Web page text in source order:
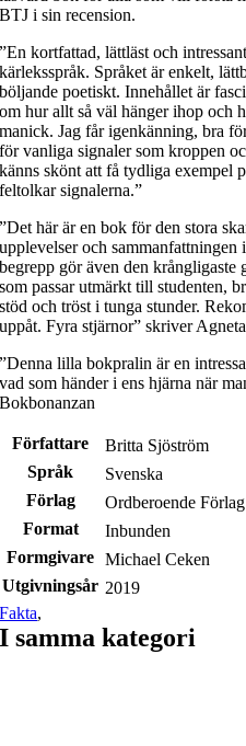
BTJ i sin recension.
”En kortfattad, lättläst och
kärleksspråk. Språket är enkelt,
böljande poetiskt. Innehållet är
om hur allt så väl hänger ihop och
manick. Jag får igenkänning, bra
för vanliga signaler som kroppen
känns skönt att få tydliga exempel
feltolkar signalerna.”
”Det här är en bok för den stora
upplevelser och
begrepp gör även den
som passar utmärkt till studenten,
stöd och tröst i tunga stunder.
uppåt. Fyra stjärnor” skriver
”Denna lilla bokpralin är en
vad som händer i ens hjärna när
Bokbonanzan
Författare
Britta Sjöström
Språk
Svenska
Förlag
Ordberoende Förlag
Format
Inbunden
Formgivare
Michael Ceken
Utgivningsår 2019
Fakta,
I samma kategori